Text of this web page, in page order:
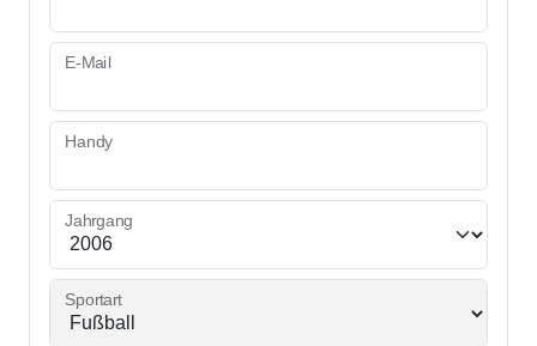
E-Mail
Handy
Jahrgang
Sportart